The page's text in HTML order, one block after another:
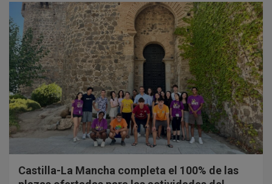
Castilla-La Mancha completa el 100% de las